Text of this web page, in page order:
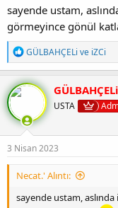
sayende ustam,
görmeyince gönül
T
e
p
k
e
r
GÜLBAHÇELi ve iZCi
GÜLBAHÇELi
USTA
3 Nisan 2023
Necat.' Alıntı:
sayende ustam,